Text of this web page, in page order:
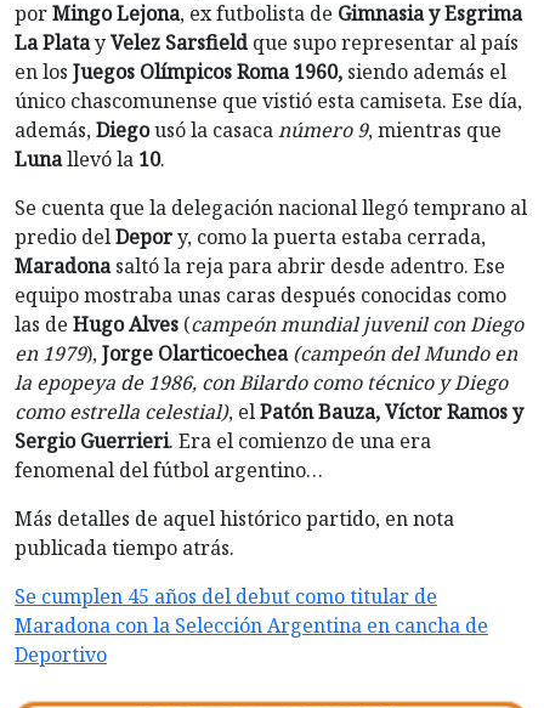
porMingo Lejona, ex futbolista de Gimnasia y Esgrima
La PlatayVelez Sarsfield que supo representar al país
en los Juegos Olímpicos Roma 1960, siendo además el
único chascomunense que vistió esta camiseta. Ese día,
además,Diegousó la casacanúmero 9, mientras que
Lunallevó la 10.
Se cuenta que la delegación nacional llegó temprano al
predio delDepory, como la puerta estaba cerrada,
Maradonasaltó la reja para abrir desde adentro. Ese
equipo mostraba unas caras después conocidas como
las de Hugo Alves (campeón mundial juvenil con Diego
en 1979),Jorge Olarticoechea(campeón del Mundo en
la epopeya de 1986, con Bilardo como técnico y Diego
como estrella celestial), elPatón Bauza, Víctor Ramos y
Sergio Guerrieri. Era el comienzo de una era
fenomenal del fútbol argentino…
Más detalles de aquel histórico partido, en nota
publicada tiempo atrás.
Se cumplen 45 años del debut como titular de
Maradona con la Selección Argentina en cancha de
Deportivo